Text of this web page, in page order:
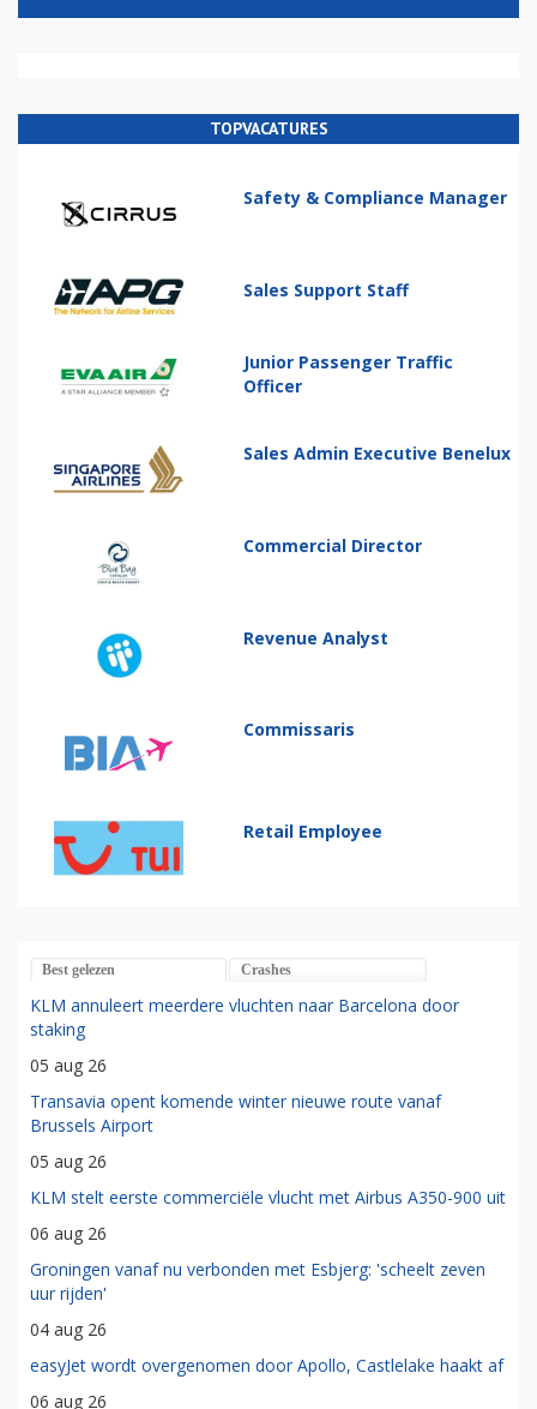
TOPVACATURES
Safety & Compliance Manager
Sales Support Staff
Junior Passenger Traffic
Officer
Sales Admin Executive Benelux
Commercial Director
Revenue Analyst
Commissaris
Retail Employee
Best gelezen Crashes
KLM annuleert meerdere vluchten naar Barcelona door
staking
05 aug 26
Transavia opent komende winter nieuwe route vanaf
Brussels Airport
05 aug 26
KLM stelt eerste commerciële vlucht met Airbus A350-900 uit
06 aug 26
Groningen vanaf nu verbonden met Esbjerg: 'scheelt zeven
uur rijden'
04 aug 26
easyJet wordt overgenomen door Apollo, Castlelake haakt af
06 aug 26